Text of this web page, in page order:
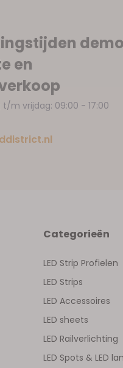
en
t/m vrijdag: 09:00 - 17:00
Categorieën
LED Strip Profielen
LED Strips
LED Accessoires
LED sheets
LED Railverlichting
LED Spots & LED